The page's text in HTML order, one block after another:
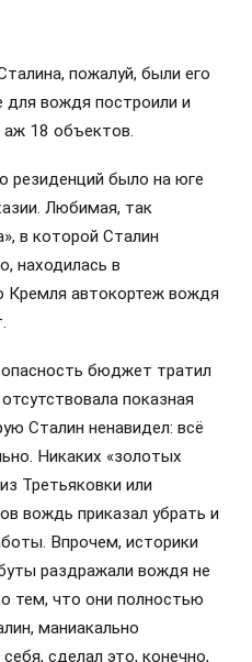
пожалуй, были его
для вождя построили и
аж 18 объектов.
резиденций было на юге
Любимая, так
в которой Сталин
находилась в
Кремля автокортеж вождя
бюджет тратил
показная
Сталин ненавидел: всё
Никаких «золотых
Третьяковки или
вождь приказал убрать и
Впрочем, историки
раздражали вождя не
тем, что они полностью
маниакально
сделал это, конечно,